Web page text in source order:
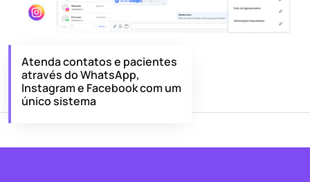
Atenda contatos e pacientes
através do WhatsApp,
Instagram e Facebook com um
único sistema